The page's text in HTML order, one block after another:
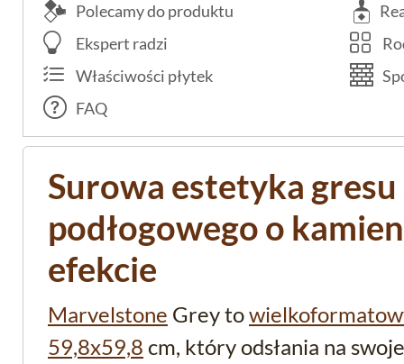
Polecamy do produktu
Ekspert radzi
Właściwości płytek
FAQ
Surowa estetyka
podłogowego o
efekcie
Marvelstone Grey to
59,8x59,8 cm, który odsłania na